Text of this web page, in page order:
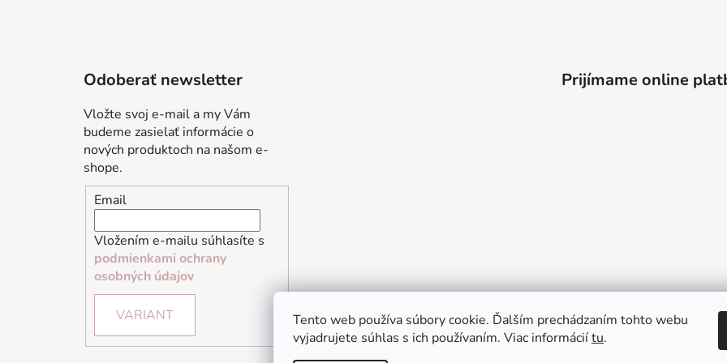
Tento web používa súbory cookie. Ďalším prechádzaním tohto webu
vyjadrujete súhlas s ich používaním. Viac informáciítu.
Odoberať newsletter
Vložte svoj e-mail a my Vám
budeme zasielať informácie o
nových produktoch na našom e-
shope.
Email
Vložením e-mailu súhlasíte s
podmienkami ochrany
osobných údajov
VARIANT
Prijímame online